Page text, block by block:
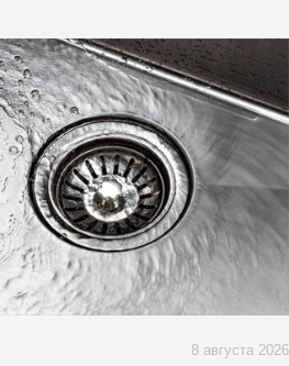
8 августа 2026